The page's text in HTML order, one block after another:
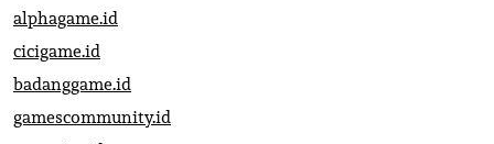
alphagame.id
cicigame.id
badanggame.id
gamescommunity.id